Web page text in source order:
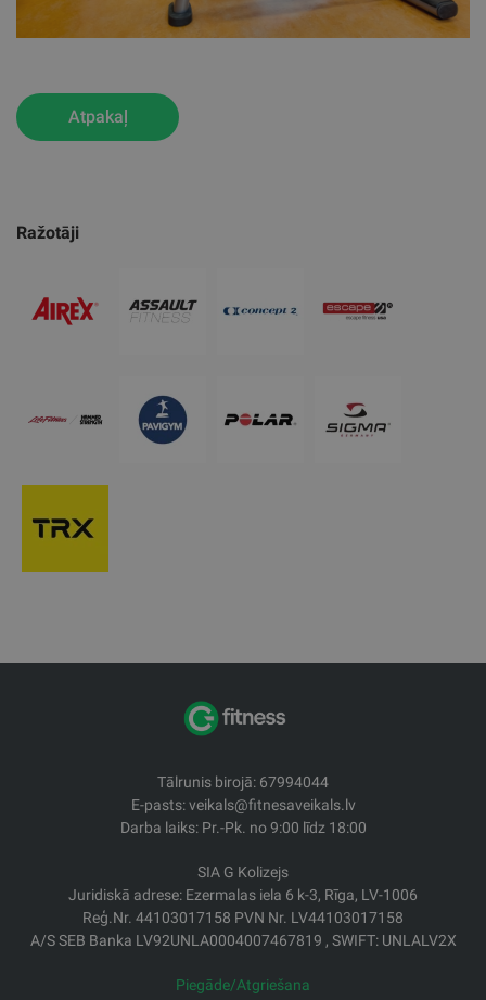
Ražotāji
Atpakaļ
Tālrunis birojā: 67994044
E-pasts: veikals@fitnesaveikals.lv
Darba laiks: Pr.-Pk. no 9:00 līdz 18:00
SIA G Kolizejs
Juridiskā adrese: Ezermalas iela 6 k-3, Rīga, LV-1006
Reģ.Nr. 44103017158 PVN Nr. LV44103017158
A/S SEB Banka LV92UNLA0004007467819 , SWIFT: UNLALV2X
Piegāde/Atgriešana